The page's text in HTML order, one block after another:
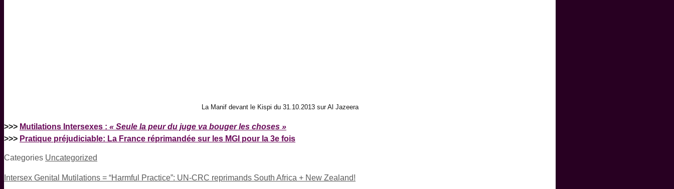
La Manif devant le Kispi du 31.10.2013 sur Al Jazeera
>>> Mutilations Intersexes : « Seule la peur du juge va bouger les choses »
>>> Pratique préjudiciable: La France réprimandée sur les MGI pour la 3e fois
Categories Uncategorized
Intersex Genital Mutilations = “Harmful Practice”: UN-CRC reprimands South Africa + New Zealand!